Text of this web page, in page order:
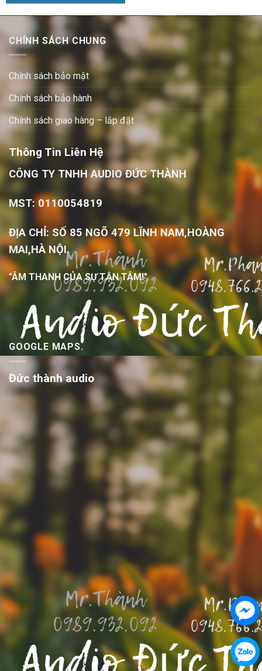
CHÍNH SÁCH CHUNG
Chính sách bảo mật
Chính sách bảo hành
Chính sách giao hàng – lắp đặt
Thông Tin Liên Hệ
CÔNG TY TNHH AUDIO ĐỨC THÀNH
MST: 0110054819
ĐỊA CHỈ: SỐ 85 NGÕ 479 LĨNH NAM,HOÀNG
MAI,HÀ NỘI.
"ÂM THANH CỦA SỰ TẬN TÂM!"
GOOGLE MAPS.
Đức thành audio